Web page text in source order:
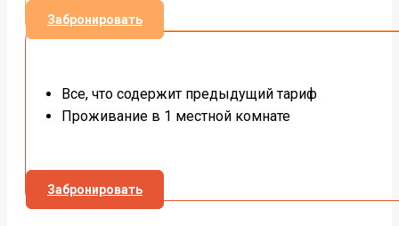
Забронировать
Все, что содержит предыдущий тариф
Проживание в 1 местной комнате
Забронировать